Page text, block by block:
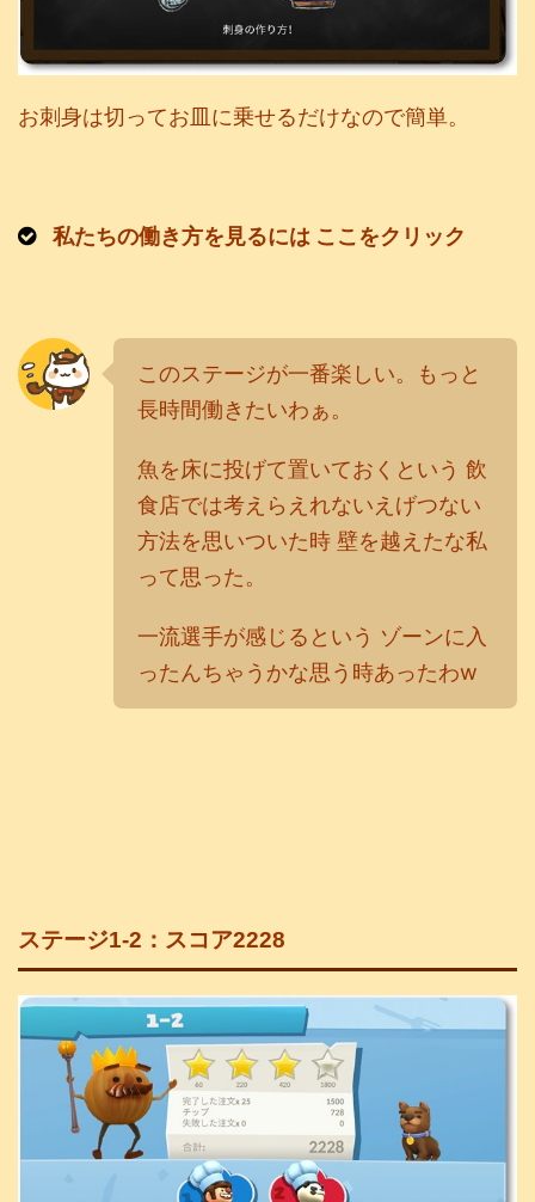
お刺身は切ってお皿に乗せるだけなので簡単。
私たちの働き方を見るには ここをクリック
このステージが一番楽しい。
もっと
長時間働きたいわぁ。
魚を床に投げて置いておくという 飲
食店では考えらえれないえげつない
方法を思いついた時 壁を越えたな私
って思った。
一流選手が感じるという ゾーンに入
ったんちゃうかな思う時あったわw
ステージ1-2：スコア2228